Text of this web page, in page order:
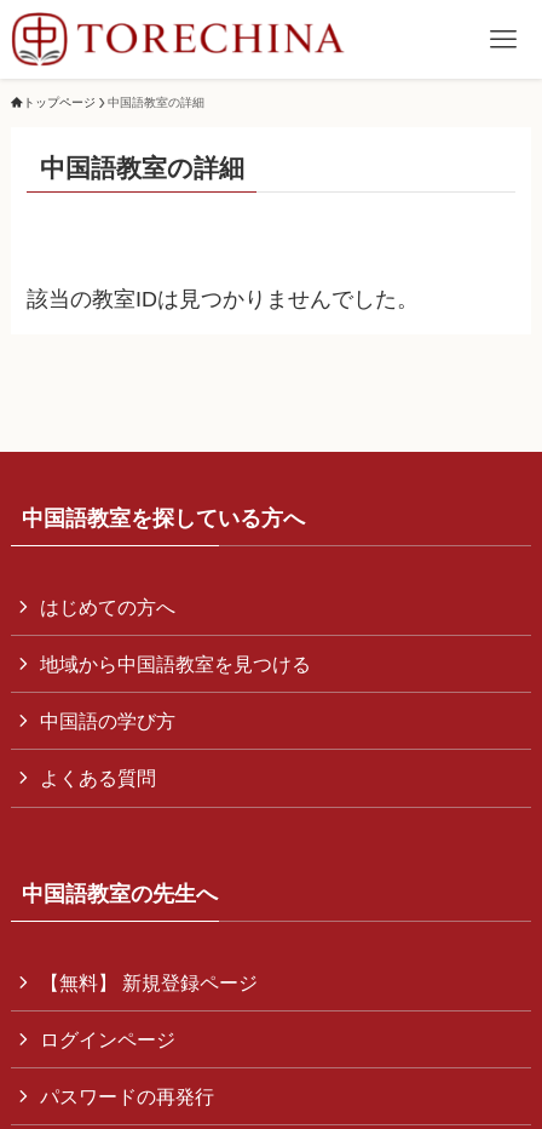
トップページ 中国語教室の詳細
中国語教室の詳細
該当の教室IDは見つかりませんでした。
中国語教室を探している方へ
はじめての方へ
地域から中国語教室を見つける
中国語の学び方
よくある質問
中国語教室の先生へ
【無料】 新規登録ページ
ログインページ
パスワードの再発行